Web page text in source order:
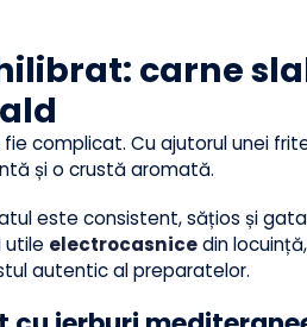
friteuzei și setează
câteva minute. Va
carne
fie complicat. Cu ajutorul
și o crustă aromată.